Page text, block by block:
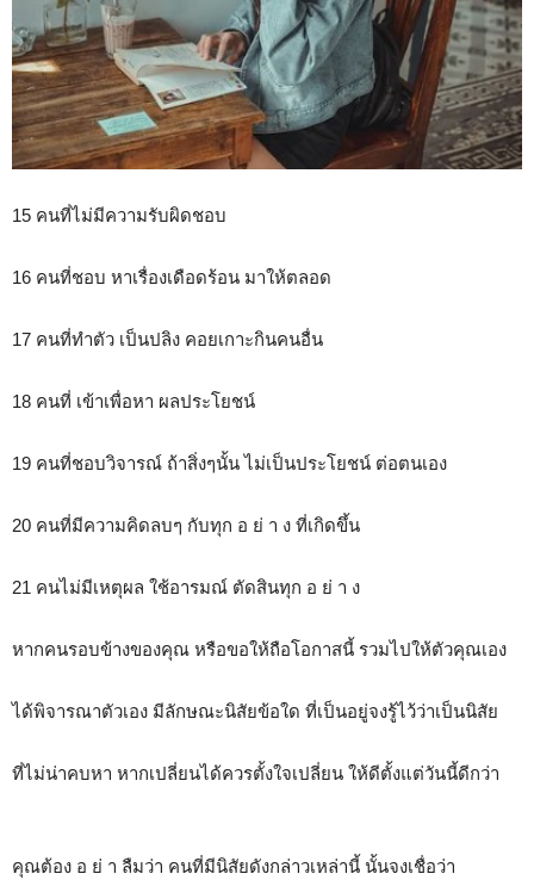
15 คนที่ไม่มีความรับผิดชอบ
16 คนที่ชอบ หาเรื่องเดือดร้อน มาให้ตลอด
17 คนที่ทำตัว เป็นปลิง คอยเกาะกินคนอื่น
18 คนที่ เข้าเพื่อหา ผลประโยชน์
19 คนที่ชอบวิจารณ์ ถ้าสิ่งๆนั้น ไม่เป็นประโยชน์ ต่อตนเอง
20 คนที่มีความคิดลบๆ กับทุก อ ย่ า ง ที่เกิดขึ้น
21 คนไม่มีเหตุผล ใช้อารมณ์ ตัดสินทุก อ ย่ า ง
หากคนรอบข้างของคุณ หรือขอให้ถือโอกาสนี้ รวมไปให้ตัวคุณเอง
ได้พิจารณาตัวเอง มีลักษณะนิสัยข้อใด ที่เป็นอยู่จงรู้ไว้ว่าเป็นนิสัย
ที่ไม่น่าคบหา หากเปลี่ยนได้ควรตั้งใจเปลี่ยน ให้ดีตั้งแต่วันนี้ดีกว่า
คุณต้อง อ ย่ า ลืมว่า คนที่มีนิสัยดังกล่าวเหล่านี้ นั้นจงเชื่อว่า